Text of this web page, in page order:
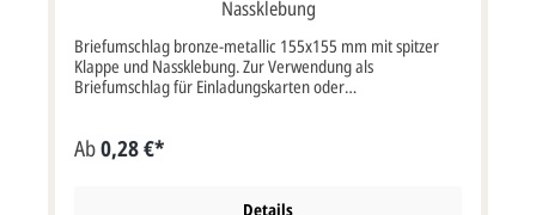
Nassklebung
Briefumschlag bronze-metallic 155x155 mm mit spitzer
Klappe und Nassklebung. Zur Verwendung als
Briefumschlag für Einladungskarten oder
Nassklebung im Format: 15,5 x 15,5 cm Breite x Höhe
(Grammatur 110g). Bitte beachten Sie: Ihre Karten
Ab0,28 €*
Details